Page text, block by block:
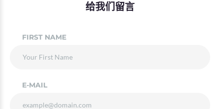
给我们留言
FIRST NAME
E-MAIL